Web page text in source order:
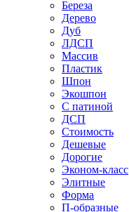
Береза
Дерево
Дуб
ЛДСП
Массив
Пластик
Шпон
Экошпон
С патиной
ДСП
Стоимость
Дешевые
Дорогие
Эконом-класс
Элитные
Форма
П-образные